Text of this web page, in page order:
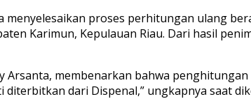
menyelesaikan proses perhitungan ulang
Karimun, Kepulauan Riau. Dari hasil
Arsanta, membenarkan bahwa
dari Dispenal,” ungkapnya saat